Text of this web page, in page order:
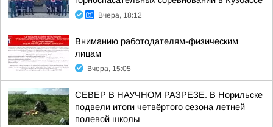
Вчера, 18:12
Вниманию работодателям-физическим
лицам
Вчера, 15:05
СЕВЕР В НАУЧНОМ РАЗРЕЗЕ. В Норильске
подвели итоги четвёртого сезона летней
полевой школы